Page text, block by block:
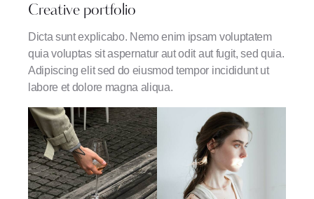
Creative portfolio
Dicta sunt explicabo. Nemo enim ipsam voluptatem
quia voluptas sit aspernatur aut odit aut fugit, sed quia.
Adipiscing elit sed do eiusmod tempor incididunt ut
labore et dolore magna aliqua.